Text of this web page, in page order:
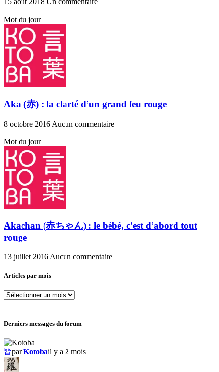
15 août 2018 Un commentaire
Mot du jour
Aka (赤) : la clarté d’un grand feu rouge
8 octobre 2016 Aucun commentaire
Mot du jour
Akachan (赤ちゃん) : le bébé, c’est d’abord tout
rouge
13 juillet 2016 Aucun commentaire
Articles par mois
Articles
Derniers messages du forum
皆parKotobail y a 2 mois